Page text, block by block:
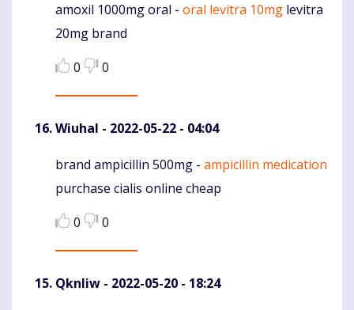
Komentaras
amoxil 1000mg oral - oral levitra 10mg levitra
20mg brand
0
0
Wiuhal - 2022-05-22 - 04:04
Komentaras
brand ampicillin 500mg - ampicillin medication
purchase cialis online cheap
0
0
Qknliw - 2022-05-20 - 18:24